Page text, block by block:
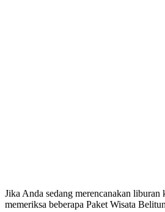
Jika Anda sedang merencanakan
memeriksa beberapa Paket Wisata